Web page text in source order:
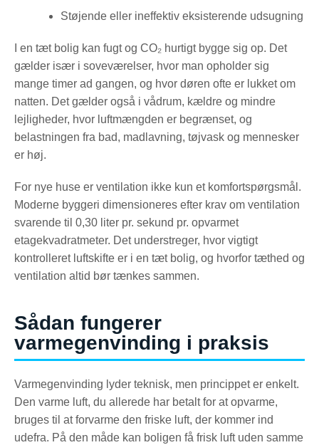
Støjende eller ineffektiv eksisterende udsugning
I en tæt bolig kan fugt og CO₂ hurtigt bygge sig op. Det
gælder især i soveværelser, hvor man opholder sig
mange timer ad gangen, og hvor døren ofte er lukket om
natten. Det gælder også i vådrum, kældre og mindre
lejligheder, hvor luftmængden er begrænset, og
belastningen fra bad, madlavning, tøjvask og mennesker
er høj.
For nye huse er ventilation ikke kun et komfortspørgsmål.
Moderne byggeri dimensioneres efter krav om ventilation
svarende til 0,30 liter pr. sekund pr. opvarmet
etagekvadratmeter. Det understreger, hvor vigtigt
kontrolleret luftskifte er i en tæt bolig, og hvorfor tæthed og
ventilation altid bør tænkes sammen.
Sådan fungerer
varmegenvinding i praksis
Varmegenvinding lyder teknisk, men princippet er enkelt.
Den varme luft, du allerede har betalt for at opvarme,
bruges til at forvarme den friske luft, der kommer ind
udefra. På den måde kan boligen få frisk luft uden samme